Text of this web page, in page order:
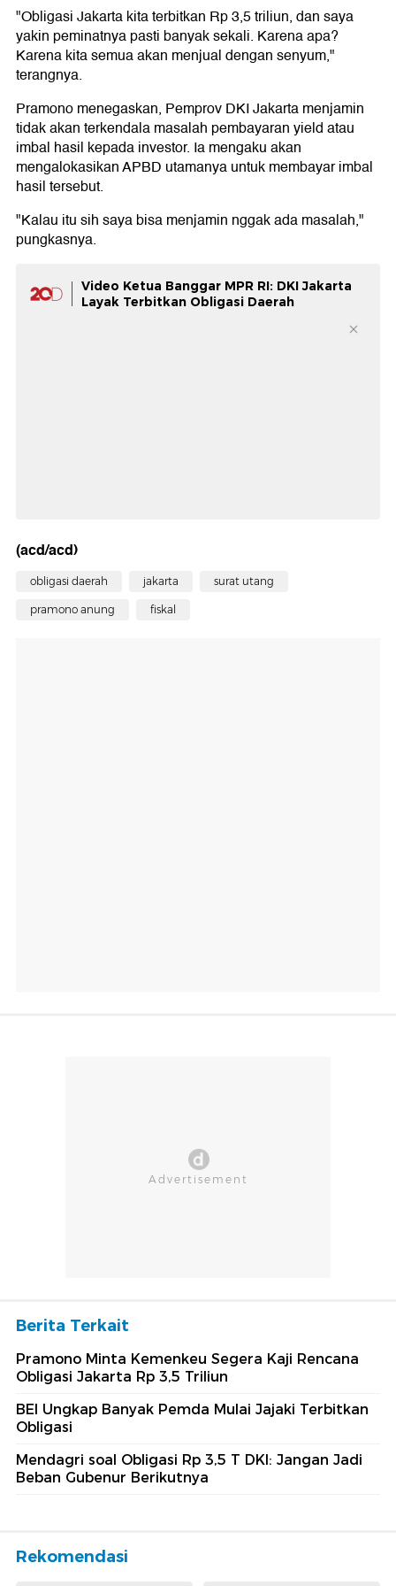
"Obligasi Jakarta kita terbitkan Rp 3,5 triliun, dan saya
yakin peminatnya pasti banyak sekali. Karena apa?
Karena kita semua akan menjual dengan senyum,"
terangnya.
Pramono menegaskan, Pemprov DKI Jakarta menjamin
tidak akan terkendala masalah pembayaran yield atau
imbal hasil kepada investor. Ia mengaku akan
mengalokasikan APBD utamanya untuk membayar imbal
hasil tersebut.
"Kalau itu sih saya bisa menjamin nggak ada masalah,"
pungkasnya.
Video Ketua Banggar MPR RI: DKI Jakarta
Layak Terbitkan Obligasi Daerah
(acd/acd)
obligasi daerah jakarta surat utang
pramono anung fiskal
Berita Terkait
Pramono Minta Kemenkeu Segera Kaji Rencana
Obligasi Jakarta Rp 3,5 Triliun
BEI Ungkap Banyak Pemda Mulai Jajaki Terbitkan
Obligasi
Mendagri soal Obligasi Rp 3,5 T DKI: Jangan Jadi
Beban Gubenur Berikutnya
Rekomendasi